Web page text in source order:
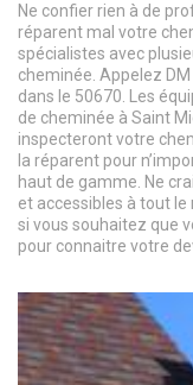
Ne confier rien à de
réparent mal votre
spécialistes avec
cheminée. Appelez
dans le 50670. Les
de cheminée à Saint
inspecteront votre
la réparent pour
haut de gamme. Ne
et accessibles à tout
si vous souhaitez que
pour connaitre votre